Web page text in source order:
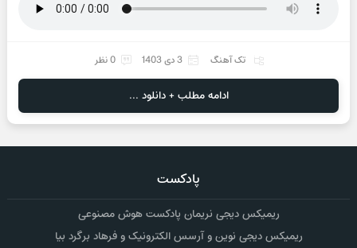
تک آهنگ 3 دی 1403 0 نظر
ادامه مطلب + دانلود ...
پادکست
ریمیکس دیجی نریمان پادکست هوش مصنوعی
ریمیکس دیجی نوین و آرسس الکترونیک و فرهاد برگرد بیا